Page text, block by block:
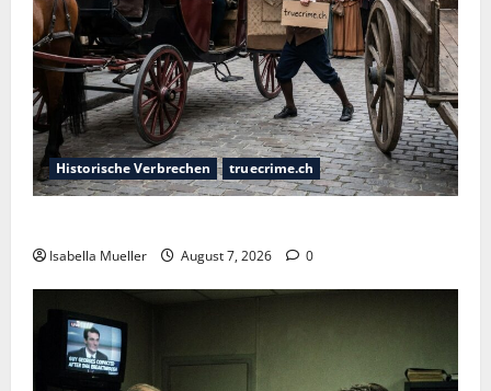
Historische Verbrechen truecrime.ch
Isabella Mueller August 7, 2026 0